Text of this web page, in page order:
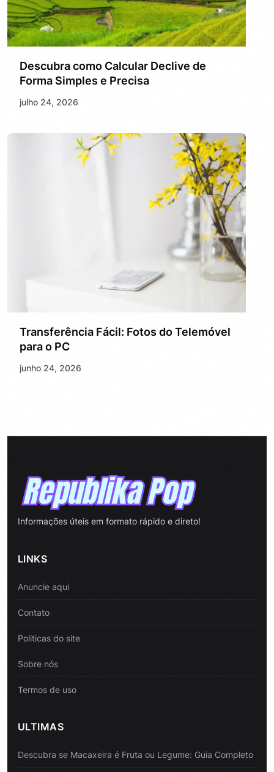
Descubra como Calcular Declive de
Forma Simples e Precisa
julho 24, 2026
Transferência Fácil: Fotos do Telemóvel
para o PC
junho 24, 2026
Informações úteis em formato rápido e direto!
LINKS
Anuncie aqui
Contato
Politicas do site
Sobre nós
Termos de uso
ULTIMAS
Descubra se Macaxeira é Fruta ou Legume: Guia Completo